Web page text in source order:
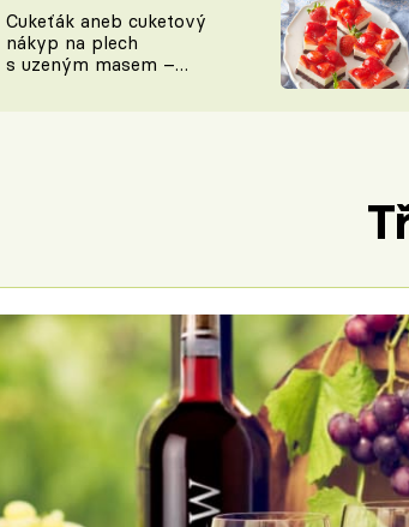
Videorecepty
TEĎ VAŘÍ ŠÉF!
Tipy
KAM
NA
Cukeťák aneb cuketový
nákyp na plech
s uzeným masem –